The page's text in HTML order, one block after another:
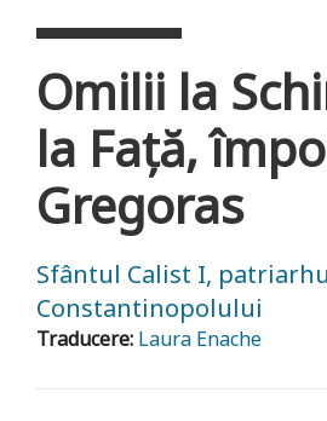
Omilii la
la Față,
Gregoras
Sfântul Calist I,
Constantinopolului
Traducere: Laura Enache